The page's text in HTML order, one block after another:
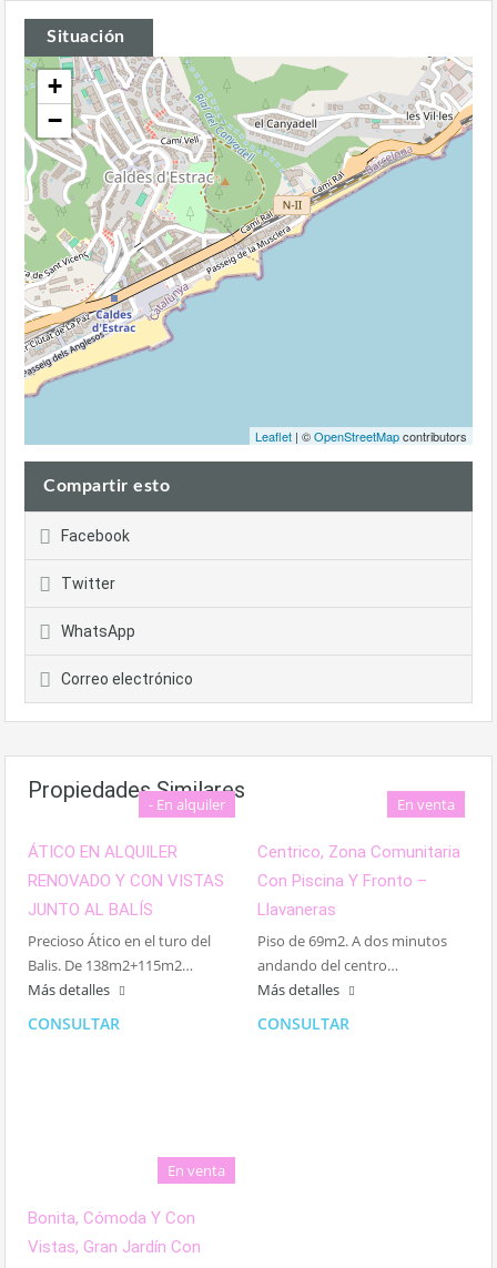
Situación
+
−
Leaflet | ©OpenStreetMapcontributors
Compartir esto
Facebook
Twitter
WhatsApp
Correo electrónico
Propiedades Similares
- En alquiler
ÁTICO EN ALQUILER
RENOVADO Y CON VISTAS
JUNTO AL BALÍS
Precioso Ático en el turo del
Balis. De 138m2+115m2…
Más detalles
CONSULTAR
En venta
Centrico, Zona Comunitaria
Con Piscina Y Fronto –
Llavaneras
Piso de 69m2. A dos minutos
andando del centro…
Más detalles
CONSULTAR
En venta
Bonita, Cómoda Y Con
Vistas, Gran Jardín Con